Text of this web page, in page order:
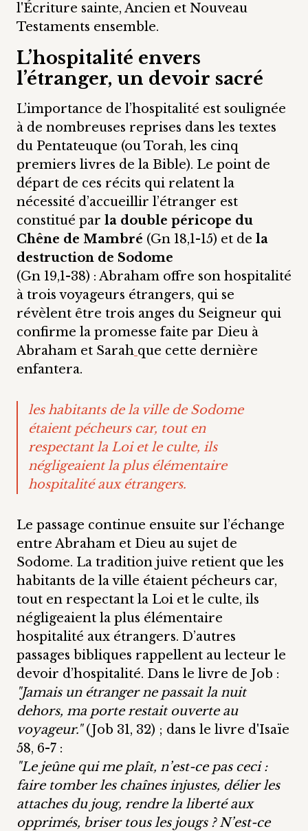
l'Écriture sainte, Ancien et Nouveau
Testaments ensemble.
L’hospitalité envers
l’étranger, un devoir sacré
L’importance de l’hospitalité est soulignée
à de nombreuses reprises dans les textes
du Pentateuque (ou Torah, les cinq
premiers livres de la Bible). Le point de
départ de ces récits qui relatent la
nécessité d’accueillir l’étranger est
constitué par la double péricope du
Chêne de Mambré (Gn 18,1-15) et de la
destruction de Sodome
(Gn 19,1-38) : Abraham offre son hospitalité
à trois voyageurs étrangers, qui se
révèlent être trois anges du Seigneur qui
confirme la promesse faite par Dieu à
Abraham et Sarah que cette dernière
enfantera.
les habitants de la ville de Sodome
étaient pécheurs car, tout en
respectant la Loi et le culte, ils
négligeaient la plus élémentaire
hospitalité aux étrangers.
Le passage continue ensuite sur l’échange
entre Abraham et Dieu au sujet de
Sodome. La tradition juive retient que les
habitants de la ville étaient pécheurs car,
tout en respectant la Loi et le culte, ils
négligeaient la plus élémentaire
hospitalité aux étrangers. D’autres
passages bibliques rappellent au lecteur le
devoir d’hospitalité. Dans le livre de Job :
"Jamais un étranger ne passait la nuit
dehors, ma porte restait ouverte au
voyageur."(Job 31, 32) ; dans le livre d'Isaïe
58, 6-7 :
"Le jeûne qui me plaît, n’est-ce pas ceci :
faire tomber les chaînes injustes, délier les
attaches du joug, rendre la liberté aux
opprimés, briser tous les jougs ? N’est-ce